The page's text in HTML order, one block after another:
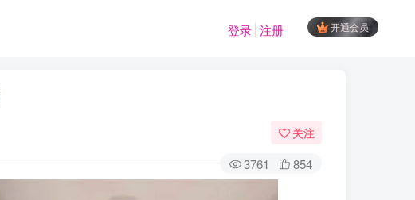
开通会员
登录 注册
关注
3761 854